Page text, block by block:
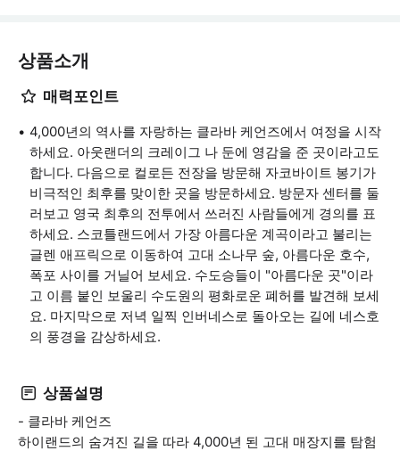
상품소개
매력포인트
4,000년의 역사를 자랑하는 클라바 케언즈에서 여정을 시작
하세요. 아웃랜더의 크레이그 나 둔에 영감을 준 곳이라고도
합니다. 다음으로 컬로든 전장을 방문해 자코바이트 봉기가
비극적인 최후를 맞이한 곳을 방문하세요. 방문자 센터를 둘
러보고 영국 최후의 전투에서 쓰러진 사람들에게 경의를 표
하세요. 스코틀랜드에서 가장 아름다운 계곡이라고 불리는
글렌 애프릭으로 이동하여 고대 소나무 숲, 아름다운 호수,
폭포 사이를 거닐어 보세요. 수도승들이 "아름다운 곳"이라
고 이름 붙인 보울리 수도원의 평화로운 폐허를 발견해 보세
요. 마지막으로 저녁 일찍 인버네스로 돌아오는 길에 네스호
의 풍경을 감상하세요.
상품설명
- 클라바 케언즈
하이랜드의 숨겨진 길을 따라 4,000년 된 고대 매장지를 탐험